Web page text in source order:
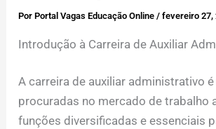
PorPortal Vagas Educação Online/fevereiro 27,
Introdução à Carreira de Auxiliar
A carreira de auxiliar administrativo
procuradas no mercado de trabalho
funções diversificadas e essenciais